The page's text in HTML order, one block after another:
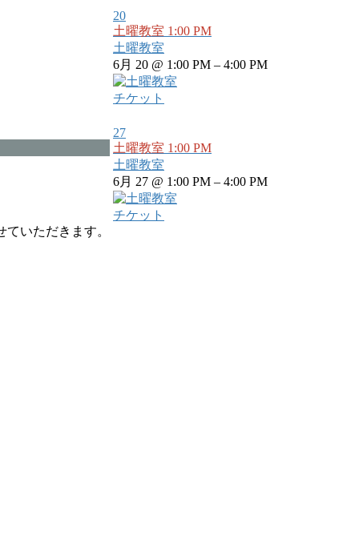
20
土曜教室 1:00 PM
土曜教室
6月 20 @ 1:00 PM – 4:00 PM
チケット
いただきます。
27
土曜教室 1:00 PM
土曜教室
6月 27 @ 1:00 PM – 4:00 PM
チケット